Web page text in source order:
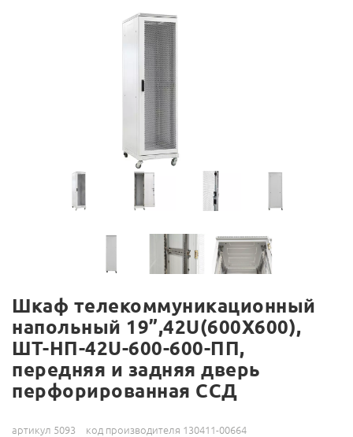
Шкаф телекоммуникационный
напольный 19”,42U(600X600),
ШТ-НП-42U-600-600-ПП,
передняя и задняя дверь
перфорированная ССД
артикул 5093 код производителя 130411-00664